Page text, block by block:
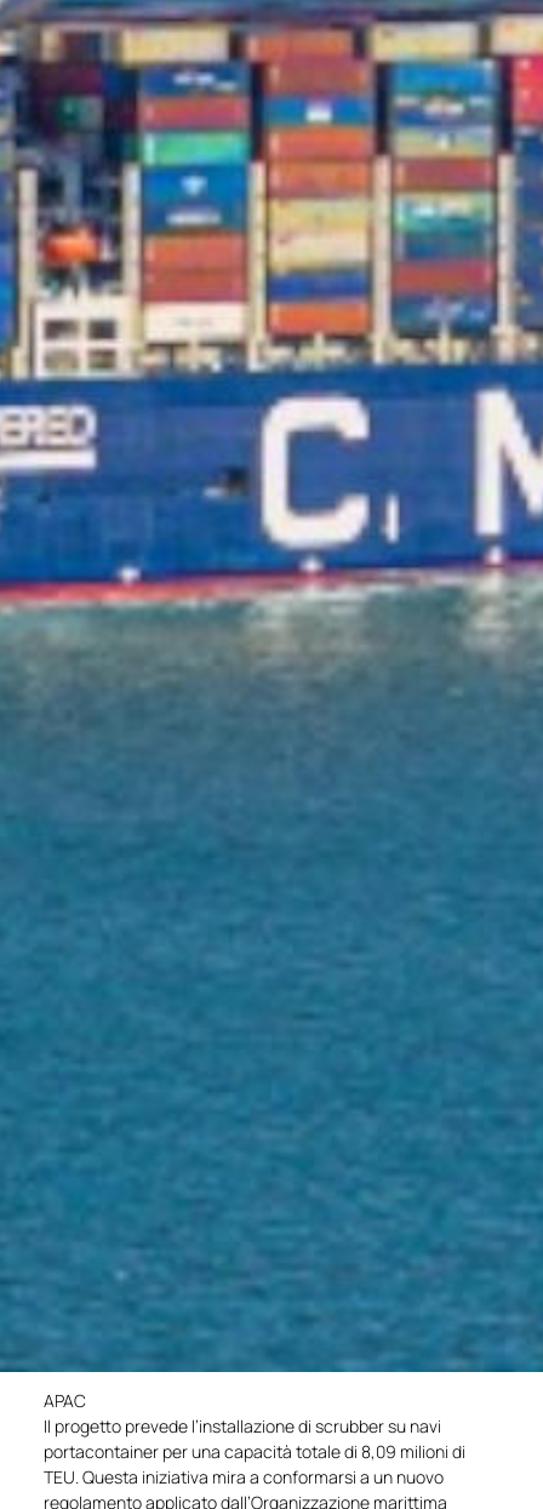
APAC
Il progetto prevede l’installazione di scrubber su navi
portacontainer per una capacità totale di 8,09 milioni di
TEU. Questa iniziativa mira a conformarsi a un nuovo
regolamento applicato dall’Organizzazione marittima